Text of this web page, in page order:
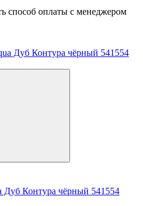
способ оплаты с менеджером
Дуб Контура чёрный 541554